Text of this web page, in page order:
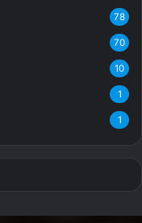
78
70
10
1
1